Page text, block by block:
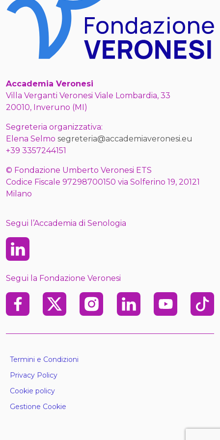
Accademia Veronesi
Villa Verganti Veronesi Viale Lombardia, 33
20010, Inveruno (MI)
Segreteria organizzativa:
Elena Selmo segreteria@accademiaveronesi.eu
+39 3357244151
© Fondazione Umberto Veronesi ETS
Codice Fiscale 97298700150 via Solferino 19, 20121
Milano
Segui l’Accademia di Senologia
Linkedin
Segui la Fondazione Veronesi
FacebookX InstagramLinkedin Youtube TikTok
Termini e Condizioni
Privacy Policy
Cookie policy
Gestione Cookie